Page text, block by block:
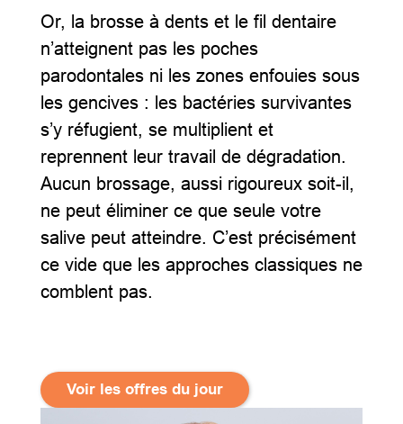
Or, la brosse à dents et le fil dentaire
n’atteignent pas les poches
parodontales ni les zones enfouies sous
les gencives : les bactéries survivantes
s’y réfugient, se multiplient et
reprennent leur travail de dégradation.
Aucun brossage, aussi rigoureux soit-il,
ne peut éliminer ce que seule votre
salive peut atteindre. C’est précisément
ce vide que les approches classiques ne
comblent pas.
Voir les offres du jour